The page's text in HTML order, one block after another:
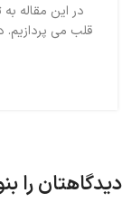
در این مقاله
قلب می پردازیم.
دیدگاهتان را